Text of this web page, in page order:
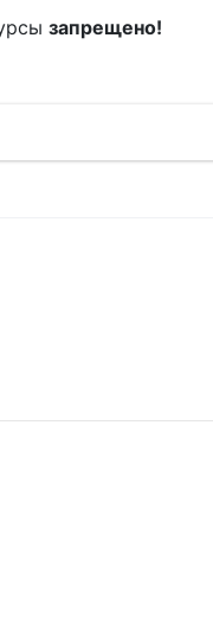
запрещено!